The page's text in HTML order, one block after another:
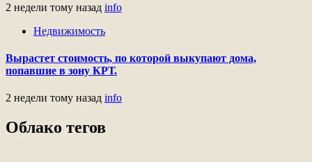
2 недели тому назад info
Недвижимость
Вырастет стоимость, по которой выкупают дома,
попавшие в зону КРТ.
2 недели тому назад info
Облако тегов